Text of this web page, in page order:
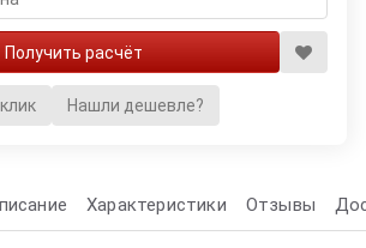
Нашли дешевле?
Характеристики Отзывы